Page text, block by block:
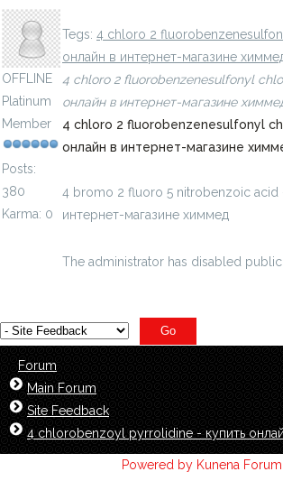
OFFLINE
Platinum
Member
Posts:
380
Karma: 0
Tegs: 4 chloro 2
онлайн в интернет-магазине
4 chloro 2 fluorobenzenesulfonyl
онлайн в интернет-магазине
4 chloro 2 fluorobenzenesulfonyl
онлайн в интернет-магазине
4 bromo 2 fluoro 5 nitrobenzoic acid
интернет-магазине химмед
The administrator has disabled public
Forum
Main Forum
Site Feedback
4 chlorobenzoyl pyrrolidine - купить
Powered by Kunena Forum